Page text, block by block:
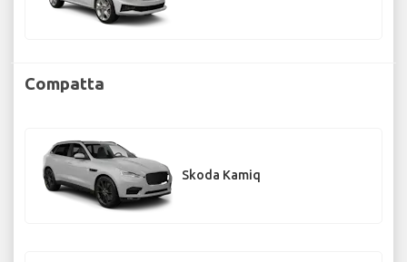
Compatta
Skoda Kamiq